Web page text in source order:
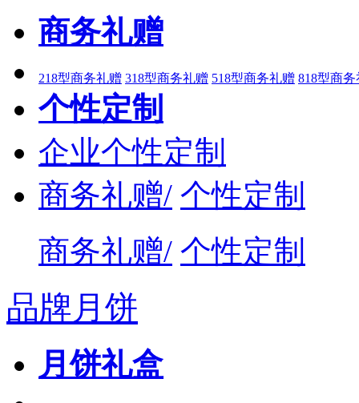
商务礼赠
218型商务礼赠 318型商务礼赠 518型商务礼赠 818型商务
个性定制
企业个性定制
商务礼赠/ 个性定制
商务礼赠/ 个性定制
品牌月饼
月饼礼盒